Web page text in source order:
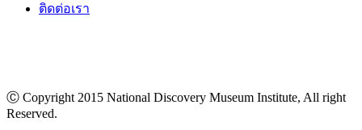
ติดต่อเรา
Ⓒ Copyright 2015 National Discovery Museum Institute, All right
Reserved.